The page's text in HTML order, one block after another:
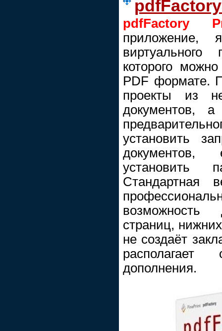
pdfFactory
приложение,
которого
PDF формате.
проекты из
документов,
установить
установить
Стандартная
возможность
страниц,
не создаёт
дополнения.